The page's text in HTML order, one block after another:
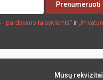
Prenumeruoti
- pardavimo taisyklėmis“ ir
Mūsų rekvizitai